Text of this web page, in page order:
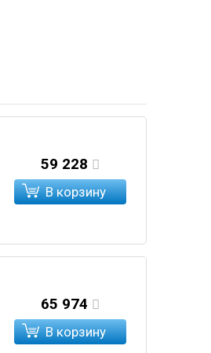
59 228
В корзину
65 974
В корзину